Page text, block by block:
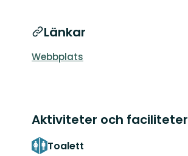
Länkar
Webbplats
Aktiviteter och faciliteter
Toalett